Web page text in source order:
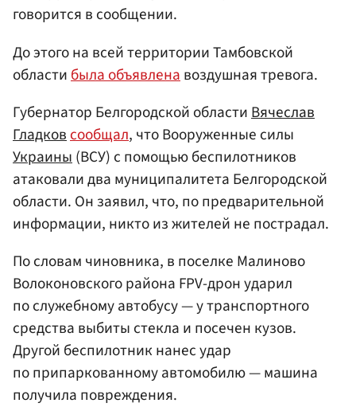
говорится в сообщении.
До этого на всей территории Тамбовской
области была объявлена воздушная тревога.
Губернатор Белгородской областиВячеслав
Гладковсообщал, что Вооруженные силы
Украины(ВСУ) с помощью беспилотников
атаковали два муниципалитета Белгородской
области. Он заявил, что, по предварительной
информации, никто из жителей не пострадал.
По словам чиновника, в поселке Малиново
Волоконовского района FPV-дрон ударил
по служебному автобусу — у транспортного
средства выбиты стекла и посечен кузов.
Другой беспилотник нанес удар
по припаркованному автомобилю — машина
получила повреждения.